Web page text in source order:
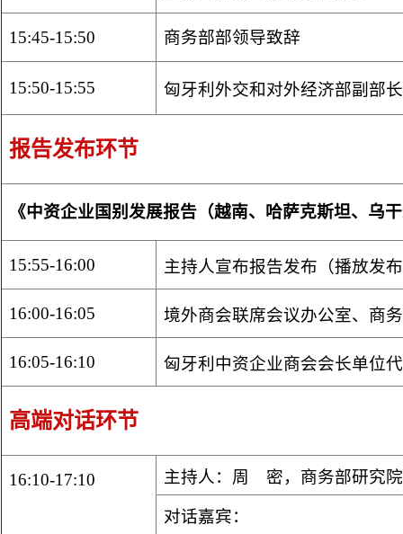
15:45-15:50 商务部部领导致辞
15:50-15:55 匈牙利外交和对外经济部副部
报告发布环节
《中资企业国别发展报告（越南、哈萨克斯坦、乌
15:55-16:00 主持人宣布报告发布（播放发
16:00-16:05 境外商会联席会议办公室、商
16:05-16:10 匈牙利中资企业商会会长单位
高端对话环节
16:10-17:10 主持人：周 密，商务部研究
对话嘉宾：